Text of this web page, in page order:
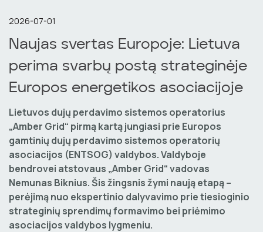
2026-07-01
Naujas svertas Europoje: Lietuva
perima svarbų postą strateginėje
Europos energetikos asociacijoje
Lietuvos dujų perdavimo sistemos operatorius
„Amber Grid“ pirmą kartą jungiasi prie Europos
gamtinių dujų perdavimo sistemos operatorių
asociacijos (ENTSOG) valdybos. Valdyboje
bendrovei atstovaus „Amber Grid“ vadovas
Nemunas Biknius. Šis žingsnis žymi naują etapą –
perėjimą nuo ekspertinio dalyvavimo prie tiesioginio
strateginių sprendimų formavimo bei priėmimo
asociacijos valdybos lygmeniu.